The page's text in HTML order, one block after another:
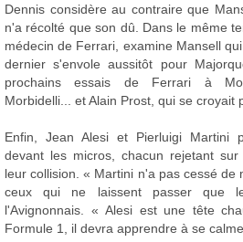
Dennis considère au contraire que
n'a récolté que son dû. Dans le même
médecin de Ferrari, examine Mansell
dernier s'envole aussitôt pour
prochains essais de Ferrari à
Morbidelli... et Alain Prost, qui se croyait
Enfin, Jean Alesi et Pierluigi Martini
devant les micros, chacun rejetant
leur collision. « Martini n'a pas cessé de
ceux qui ne laissent passer que
l'Avignonnais. « Alesi est une tête
Formule 1, il devra apprendre à se